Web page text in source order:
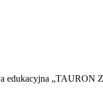
edukacyjna